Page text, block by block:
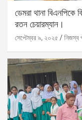
ডেমরা থানা বিএনপিকে
রতন চেয়ারম্যান।
সেপ্টেম্বর ৯, ২০২৫ নিজস্ব